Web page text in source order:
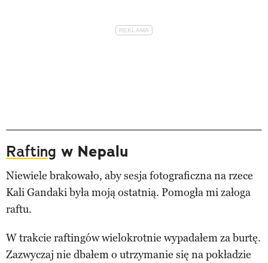
Rafting w Nepalu
Niewiele brakowało, aby sesja fotograficzna na rzece
Kali Gandaki była moją ostatnią. Pomogła mi załoga
raftu.
W trakcie raftingów wielokrotnie wypadałem za burtę.
Zazwyczaj nie dbałem o utrzymanie się na pokładzie